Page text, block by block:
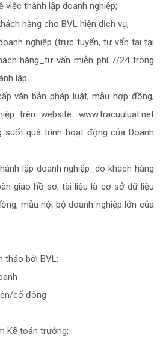
thành lập doanh nghiệp;
hàng cho BVL hiện dịch vụ;
nghiệp (trực tuyến, tư vấn tại tại
hàng_tư vấn miễn phí 7/24 trong
lập
bản pháp luật, mẫu hợp đồng,
trên website: www.tracuuluat.net
suốt quá trình hoạt động của Doanh
lập doanh nghiệp_do khách hàng
giao hồ sơ, tài liệu là cơ sở dữ liệu
mẫu nội bộ doanh nghiệp lớn của
thảo bởi BVL:
cổ đông
toán trưởng;